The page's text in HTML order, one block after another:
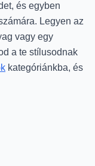
és egyben
Legyen az
vagy egy
a te stílusodnak
kategóriánkba, és